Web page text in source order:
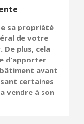
sa propriété
de votre
plus, cela
d’apporter
avant
certaines
vendre à son